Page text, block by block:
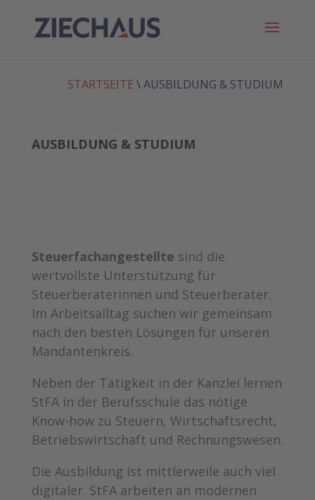
STARTSEITE \AUSBILDUNG & STUDIUM
AUSBILDUNG & STUDIUM
Steuerfachangestellte sind die
wertvollste Unterstützung für
Steuerberaterinnen und Steuerberater.
Im Arbeitsalltag suchen wir gemeinsam
nach den besten Lösungen für unseren
Mandantenkreis.
Neben der Tätigkeit in der Kanzlei lernen
StFA in der Berufsschule das nötige
Know-how zu Steuern, Wirtschaftsrecht,
Betriebswirtschaft und Rechnungswesen.
Die Ausbildung ist mittlerweile auch viel
digitaler. StFA arbeiten an modernen